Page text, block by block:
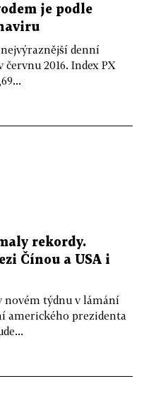
je podle
denní
2016. Index PX
rekordy.
Čínou a USA i
novém týdnu v lámání
amerického prezidenta